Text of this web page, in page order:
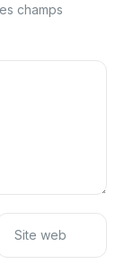
champs
Site web